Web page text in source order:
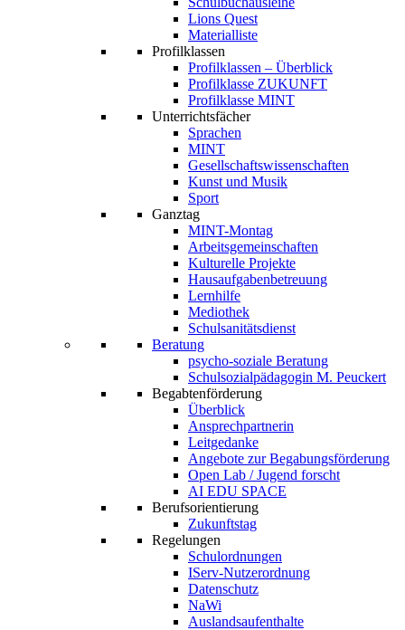
Lions Quest
Materialliste
Profilklassen
Profilklassen – Überblick
Profilklasse ZUKUNFT
Profilklasse MINT
Unterrichtsfächer
Sprachen
MINT
Gesellschaftswissenschaften
Kunst und Musik
Sport
Ganztag
MINT-Montag
Arbeitsgemeinschaften
Kulturelle Projekte
Hausaufgabenbetreuung
Lernhilfe
Mediothek
Schulsanitätsdienst
Beratung
psycho-soziale Beratung
Schulsozialpädagogin M. Peuckert
Begabtenförderung
Überblick
Ansprechpartnerin
Leitgedanke
Angebote zur Begabungsförderung
Open Lab / Jugend forscht
AI EDU SPACE
Berufsorientierung
Zukunftstag
Regelungen
Schulordnungen
IServ-Nutzerordnung
Datenschutz
NaWi
Auslandsaufenthalte